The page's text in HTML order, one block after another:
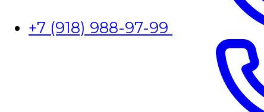
+7 (918) 988-97-99